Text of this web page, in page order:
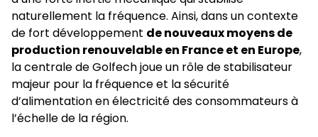
naturellement la fréquence. Ainsi, dans un contexte
de fort développement de nouveaux moyens de
production renouvelable en France et en Europe,
la centrale de Golfech joue un rôle de stabilisateur
majeur pour la fréquence et la sécurité
d’alimentation en électricité des consommateurs à
l’échelle de la région.